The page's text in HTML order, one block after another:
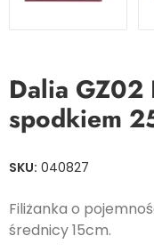
Dalia GZ02
spodkiem
SKU: 040827
Filiżanka o
średnicy 15cm.